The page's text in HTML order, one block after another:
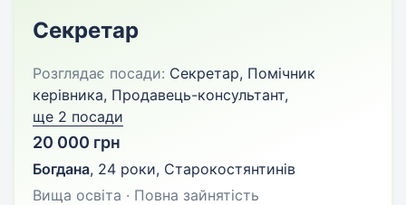
Секретар
Розглядає посади: Секретар, Помічник
керівника, Продавець-консультант,
ще 2 посади
20 000 грн
Богдана, 24 роки, Старокостянтинів
Вища освіта · Повна зайнятість